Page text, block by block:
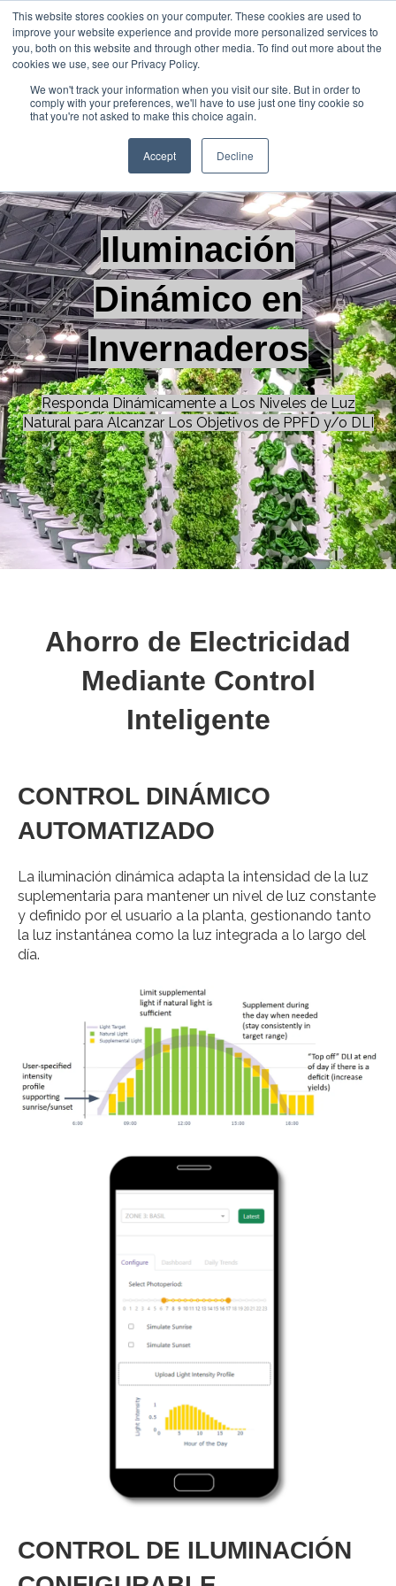
This website stores cookies on your computer. These cookies are used to
improve your website experience and provide more personalized services to
you, both on this website and through other media. To find out more about the
cookies we use, see our Privacy Policy.
We won't track your information when you visit our site. But in order to
comply with your preferences, we'll have to use just one tiny cookie so
that you're not asked to make this choice again.
Accept Decline
Abrir
Iluminación
Dinámico en
Invernaderos
Responda Dinámicamente a Los Niveles de Luz
Natural para Alcanzar Los Objetivos de PPFD y/o DLI
Ahorro de Electricidad
Mediante Control
Inteligente
CONTROL DINÁMICO
AUTOMATIZADO
La iluminación dinámica adapta la intensidad de la luz
suplementaria para mantener un nivel de luz constante
y definido por el usuario a la planta, gestionando tanto
la luz instantánea como la luz integrada a lo largo del
día.
CONTROL DE ILUMINACIÓN